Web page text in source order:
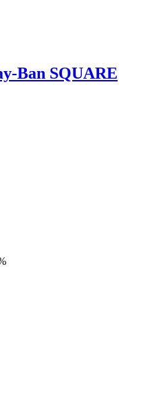
Ban SQUARE